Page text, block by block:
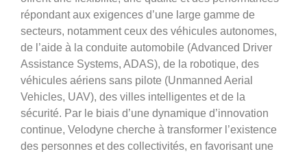
répondant aux exigences d’une large gamme de
secteurs, notamment ceux des véhicules autonomes,
de l’aide à la conduite automobile (Advanced Driver
Assistance Systems, ADAS), de la robotique, des
véhicules aériens sans pilote (Unmanned Aerial
Vehicles, UAV), des villes intelligentes et de la
sécurité. Par le biais d’une dynamique d’innovation
continue, Velodyne cherche à transformer l’existence
des personnes et des collectivités, en favorisant une